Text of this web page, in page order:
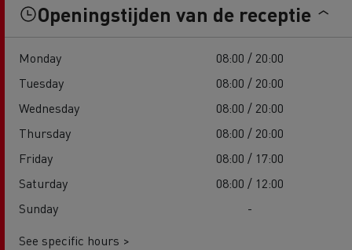
Openingstijden van de receptie
Monday
08:00 / 20:00
Tuesday
08:00 / 20:00
Wednesday
08:00 / 20:00
Thursday
08:00 / 20:00
Friday
08:00 / 17:00
Saturday
08:00 / 12:00
Sunday
-
See specific hours >